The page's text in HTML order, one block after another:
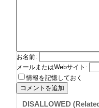
お名前:
メールまたはWebサイト :
情報を記憶しておく
DISALLOWED